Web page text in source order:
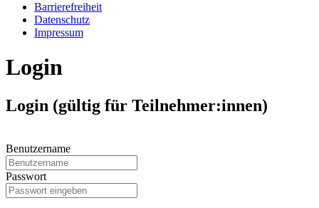
Barrierefreiheit
Datenschutz
Impressum
Login
Login (gültig für Teilnehmer:innen)
Benutzername
Passwort